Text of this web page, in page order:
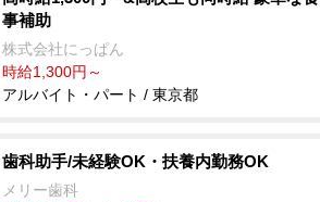
事補助
株式会社にっぱん
時給1,300円～
アルバイト・パート / 東京都
歯科助手/未経験OK・扶養内勤務OK
メリー歯科